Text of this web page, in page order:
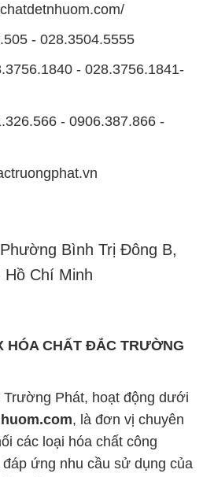
- 028.3504.5555
- 028.3756.1841-
- 0906.387.866 -
Bình Trị Đông B,
Hồ Chí Minh
HÓA CHẤT ĐẮC TRƯỜNG
Phát, hoạt động dưới
, là đơn vị chuyên
các loại hóa chất công
ứng nhu cầu sử dụng của